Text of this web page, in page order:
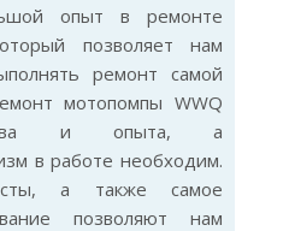
опыт в ремонте
позволяет нам
ремонт самой
мотопомпы WWQ
и опыта, а
в работе необходим.
а также самое
позволяют нам